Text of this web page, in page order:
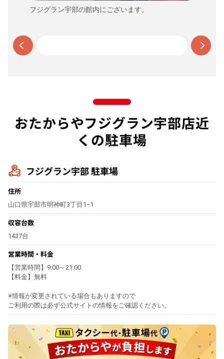
フジグラン宇部の館内にございます。
おたからやフジグラン宇部店近
くの駐車場
フジグラン宇部 駐車場
住所
山口県宇部市明神町3丁目1−1
収容台数
1437台
営業時間・料金
【営業時間】9:00～21:00
【料金】無料
※情報が変更されている場合もありますので
ご利用の際は必ず公式サイトの情報をご確認ください。